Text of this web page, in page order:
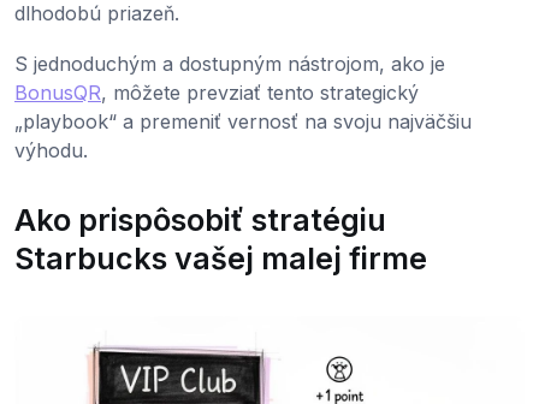
dlhodobú priazeň.
S jednoduchým a dostupným nástrojom, ako je
BonusQR, môžete prevziať tento strategický
„playbook“ a premeniť vernosť na svoju najväčšiu
výhodu.
Ako prispôsobiť stratégiu
Starbucks vašej malej firme